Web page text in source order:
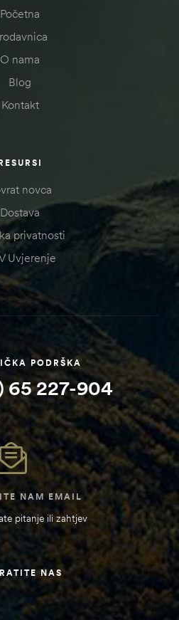
Početna
O nama
Blog
Kontakt
novca
Dostava
privatnosti
Uvjerenje
PODRŠKA
65 227-904
NAM EMAIL
pitanje ili zahtjev
NAS